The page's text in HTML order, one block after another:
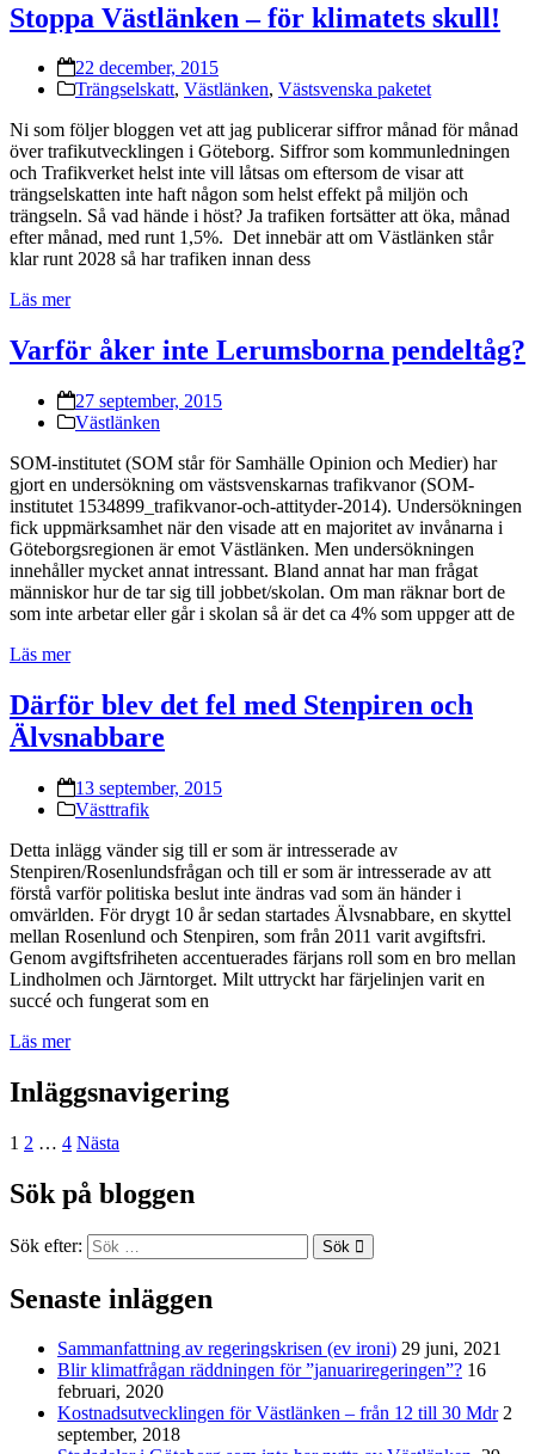
Stoppa Västlänken – för klimatets skull!
22 december, 2015
Trängselskatt, Västlänken, Västsvenska paketet
Ni som följer bloggen vet att jag publicerar siffror månad för månad
över trafikutvecklingen i Göteborg. Siffror som kommunledningen
och Trafikverket helst inte vill låtsas om eftersom de visar att
trängselskatten inte haft någon som helst effekt på miljön och
trängseln. Så vad hände i höst? Ja trafiken fortsätter att öka, månad
efter månad, med runt 1,5%. Det innebär att om Västlänken står
klar runt 2028 så har trafiken innan dess
Läs mer
Varför åker inte Lerumsborna pendeltåg?
27 september, 2015
Västlänken
SOM-institutet (SOM står för Samhälle Opinion och Medier) har
gjort en undersökning om västsvenskarnas trafikvanor (SOM-
institutet 1534899_trafikvanor-och-attityder-2014). Undersökningen
fick uppmärksamhet när den visade att en majoritet av invånarna i
Göteborgsregionen är emot Västlänken. Men undersökningen
innehåller mycket annat intressant. Bland annat har man frågat
människor hur de tar sig till jobbet/skolan. Om man räknar bort de
som inte arbetar eller går i skolan så är det ca 4% som uppger att de
Läs mer
Därför blev det fel med Stenpiren och
Älvsnabbare
13 september, 2015
Västtrafik
Detta inlägg vänder sig till er som är intresserade av
Stenpiren/Rosenlundsfrågan och till er som är intresserade av att
förstå varför politiska beslut inte ändras vad som än händer i
omvärlden. För drygt 10 år sedan startades Älvsnabbare, en skyttel
mellan Rosenlund och Stenpiren, som från 2011 varit avgiftsfri.
Genom avgiftsfriheten accentuerades färjans roll som en bro mellan
Lindholmen och Järntorget. Milt uttryckt har färjelinjen varit en
succé och fungerat som en
Läs mer
Inläggsnavigering
1 2 … 4 Nästa
Sök på bloggen
Sök efter: Sök
Senaste inläggen
Sammanfattning av regeringskrisen (ev ironi) 29 juni, 2021
Blir klimatfrågan räddningen för ”januariregeringen”? 16
februari, 2020
Kostnadsutvecklingen för Västlänken – från 12 till 30 Mdr 2
september, 2018